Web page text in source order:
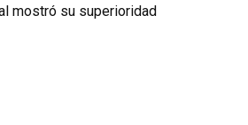
mostró su superioridad